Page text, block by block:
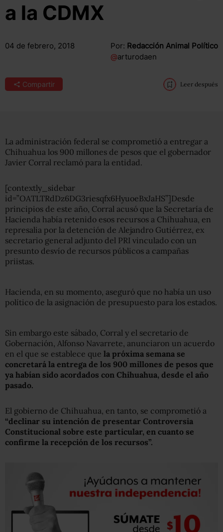
a la CDMX
04 de febrero, 2018 Por: Redacción Animal Político
@arturodaen
Compartir Leer después
La administración federal se comprometió a entregar a
Chihuahua los 900 millones de pesos que el gobernador
Javier Corral reclamó para la entidad.
[contextly_sidebar
id=”OATLTRdDz6DG3riesqfx6HyuoeBxJaHS”]Desde
principios de este año, Corral acusó que la Secretaría de
Hacienda había retenido esos recursos a Chihuahua, en
represalia por la detención de Alejandro Gutiérrez, ex
secretario general adjunto del PRI vinculado con un
presunto desvío de recursos públicos a campañas
priistas.
Hacienda, en su momento, aseguró que no había un uso
político de la asignación de presupuesto para los estados.
Sin embargo este sábado, Corral y el secretario de
Gobernación, Alfonso Navarrete, anunciaron un acuerdo
en el que se establece que la próxima semana se
concretará la entrega de los 900 millones de pesos que
ya habían sido acordados con Chihuahua, desde el año
pasado.
El gobierno de Chihuahua, en tanto, se comprometió a
“declinar su intención de presentar Controversia
Constitucional sobre este particular, en cuanto se
confirme la recepción de los recursos”.